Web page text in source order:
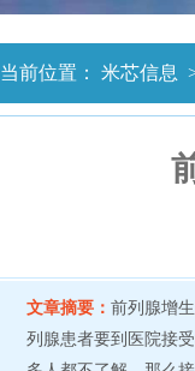
当前位置： 米芯信息
文章摘要： 前列腺增
列腺患者要到医院接